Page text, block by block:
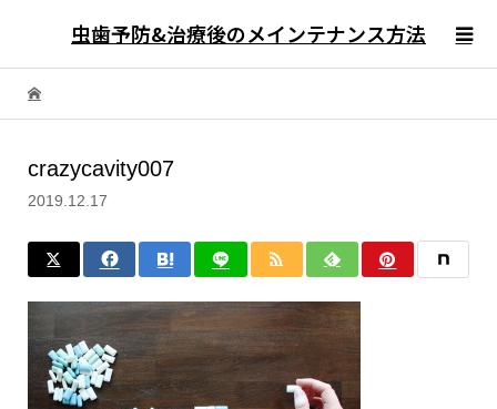
虫歯予防&治療後のメインテナンス方法
crazycavity007
2019.12.17